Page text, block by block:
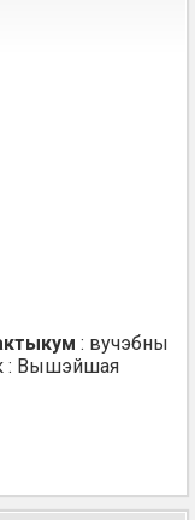
: вучэбны
: Вышэйшая